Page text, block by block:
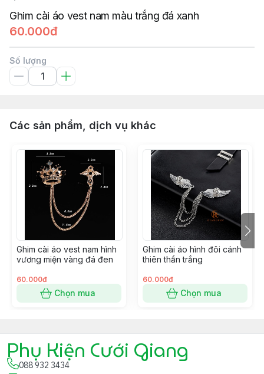
Ghim cài áo vest nam màu trắng đá xanh
60.000đ
Số lượng
Các sản phẩm, dịch vụ khác
Ghim cài áo vest nam hình
vương miện vàng đá đen
60.000đ
Chọn mua
Ghim cài áo hình đôi cánh
thiên thần trắng
60.000đ
Chọn mua
Phụ Kiện Cưới Giang
088 932 3434